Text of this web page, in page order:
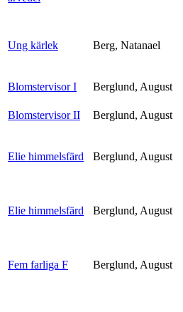
Ung kärlek Berg, Natanael
Blomstervisor I Berglund, August
Blomstervisor II
Berglund, August
Elie himmelsfärd Berglund, August
Elie himmelsfärd Berglund, August
Fem farliga F Berglund, August